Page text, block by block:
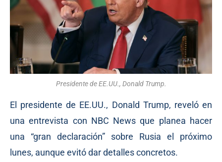
Presidente de EE.UU., Donald Trump.
El presidente de EE.UU., Donald Trump, reveló en
una entrevista con NBC News que planea hacer
una “gran declaración” sobre Rusia el próximo
lunes, aunque evitó dar detalles concretos.